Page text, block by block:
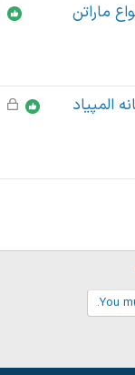
ماراتن
ق
د
المپیاد
You